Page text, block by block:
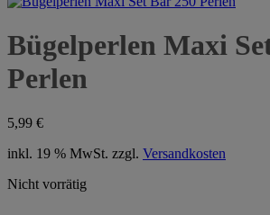
Bügelperlen Maxi
Perlen
5,99 €
inkl. 19 % MwSt. zzgl. Versandkosten
Nicht vorrätig